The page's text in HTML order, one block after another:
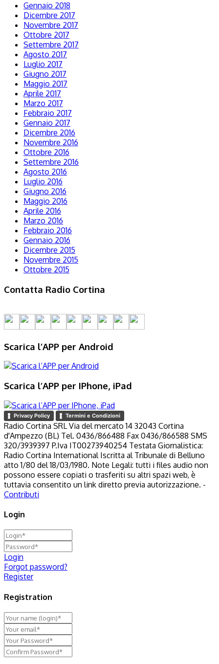
Gennaio 2018
Dicembre 2017
Novembre 2017
Ottobre 2017
Settembre 2017
Agosto 2017
Luglio 2017
Giugno 2017
Maggio 2017
Aprile 2017
Marzo 2017
Febbraio 2017
Gennaio 2017
Dicembre 2016
Novembre 2016
Ottobre 2016
Settembre 2016
Agosto 2016
Luglio 2016
Giugno 2016
Maggio 2016
Aprile 2016
Marzo 2016
Febbraio 2016
Gennaio 2016
Dicembre 2015
Novembre 2015
Ottobre 2015
Contatta Radio Cortina
Scarica l’APP per Android
Scarica l’APP per IPhone, iPad
Privacy Policy Termini e Condizioni
Radio Cortina SRL Via del mercato 14 32043 Cortina
d'Ampezzo (BL) Tel. 0436/866488 Fax 0436/866588 SMS
320/3939397 P.Iva IT00273940254 Testata Giornalistica:
Radio Cortina International Iscritta al Tribunale di Belluno
atto 1/80 del 18/03/1980. Note Legali: tutti i files audio non
possono essere copiati o trasferiti su altri spazi web, è
tuttavia consentito un link diretto previa autorizzazione. -
Contributi
Login
Login
Forgot password?
Register
Registration